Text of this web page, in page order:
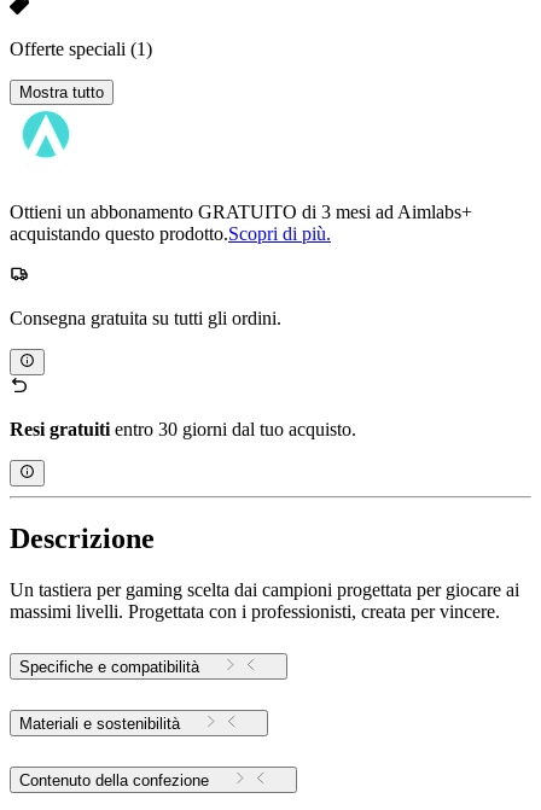
Offerte speciali (1)
Mostra tutto
Ottieni un abbonamento GRATUITO di 3 mesi ad Aimlabs+
acquistando questo prodotto.Scopri di più.
Consegna gratuita su tutti gli ordini.
Resi gratuiti entro 30 giorni dal tuo acquisto.
Descrizione
Un tastiera per gaming scelta dai campioni progettata per giocare ai
massimi livelli. Progettata con i professionisti, creata per vincere.
Specifiche e compatibilità
Materiali e sostenibilità
Contenuto della confezione